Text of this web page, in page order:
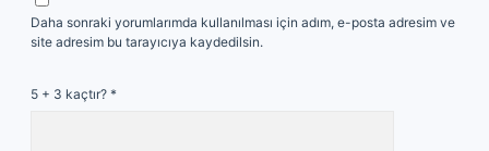
Daha sonraki yorumlarımda kullanılması için adım, e-posta adresim ve
site adresim bu tarayıcıya kaydedilsin.
5 + 3 kaçtır? *